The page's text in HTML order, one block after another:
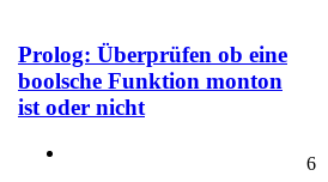
Prolog: Überprüfen ob eine
boolsche Funktion monton
ist oder nicht
6